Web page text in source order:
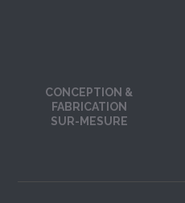
CONCEPTION &
FABRICATION
SUR-MESURE